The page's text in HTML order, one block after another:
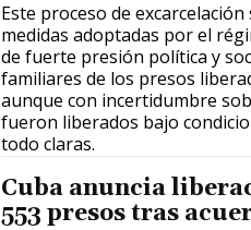
Este proceso de
medidas adoptadas por el
de fuerte presión política y
familiares de los presos
aunque con incertidumbre
fueron liberados bajo
todo claras.
Cuba anuncia
553 presos tras